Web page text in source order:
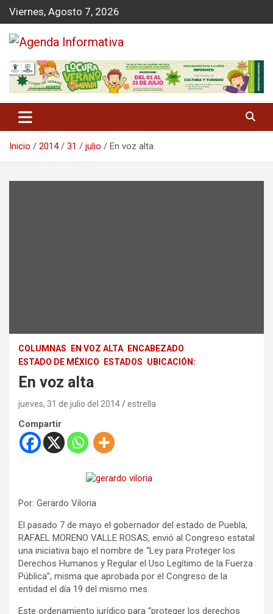
n
e
Viernes, Agosto 7, 2026
Agenda Informativa
Inicio 2014 31 julio En voz alta
COLUMNAS EN VOZ ALTA
ENCABEZADO
ESTADO DE MÉXICO
ESTADOS UBICACIÓN:
En voz alta
jueves, 31 de julio del 2014 estrella
Compartir
Por: Gerardo Viloria
El pasado 7 de mayo el gobernador del estado de Puebla,
RAFAEL MORENO VALLE ROSAS, envió al Congreso estatal
una iniciativa bajo el nombre de “Ley para Proteger los
Derechos Humanos y Regular el Uso Legítimo de la Fuerza
Pública”, misma que aprobada por el Congreso de la
entidad el día 19 del mismo mes.
Este ordenamiento jurídico para “proteger los derechos